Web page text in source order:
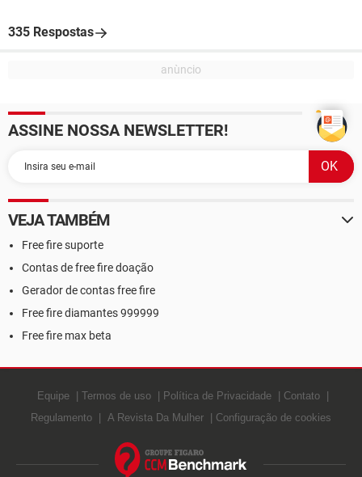
335 Respostas
ASSINE NOSSA NEWSLETTER!
VEJA TAMBÉM
Free fire suporte
Contas de free fire doação
Gerador de contas free fire
Free fire diamantes 999999
Free fire max beta
Equipe Termos de uso Política de Privacidade
Contato
Regulamento
A Revista Da Mulher Configuração de cookies